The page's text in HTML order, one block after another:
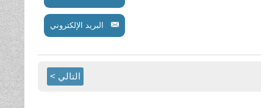
البريد الإلكتروني
التالي >